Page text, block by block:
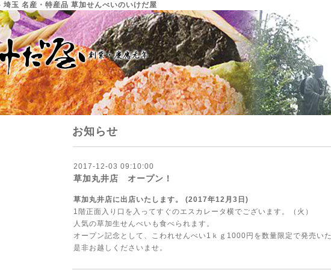
玉 名産・特産品 草加せんべいのいけだ屋
お知らせ
2017-12-03 09:10:00
草加丸井店 オープン！
草加丸井店に出店いたします。 (2017年12月3日)
1階正面入り口を入ってすぐのエスカレータ横でございます。（火）
人気の草加生せんべいも食べられます。
オープン記念として、こわれせんべい1ｋｇ1000円を数量限定で発売いた
是非お越しくださいませ。